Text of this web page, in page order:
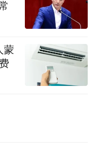
风景区，在青山
教文化底蕴，感悟
途中驻足品尝茅
蒙